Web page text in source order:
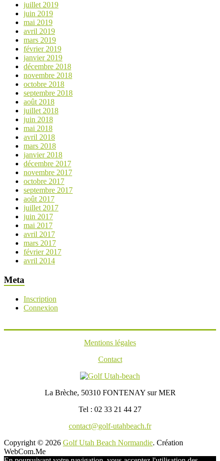
juillet 2019
juin 2019
mai 2019
avril 2019
mars 2019
février 2019
janvier 2019
décembre 2018
novembre 2018
octobre 2018
septembre 2018
août 2018
juillet 2018
juin 2018
mai 2018
avril 2018
mars 2018
janvier 2018
décembre 2017
novembre 2017
octobre 2017
septembre 2017
août 2017
juillet 2017
juin 2017
mai 2017
avril 2017
mars 2017
février 2017
avril 2014
Meta
Inscription
Connexion
Mentions légales
Contact
La Brèche, 50310 FONTENAY sur MER
Tel : 02 33 21 44 27
contact@golf-utahbeach.fr
Copyright © 2026 Golf Utah Beach Normandie. Création
WebCom.Me